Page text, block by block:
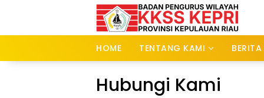
HOME TENTANG KAMI BERITA
Hubungi Kami